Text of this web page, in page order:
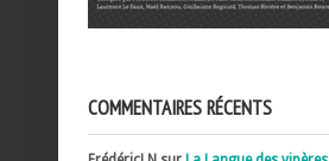
COMMENTAIRES RÉCENTS